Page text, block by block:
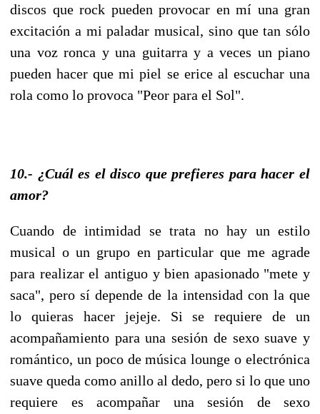
discos que rock pueden provocar en mí una gran
excitación a mi paladar musical, sino que tan sólo
una voz ronca y una guitarra y a veces un piano
pueden hacer que mi piel se erice al escuchar una
rola como lo provoca "Peor para el Sol".
10.- ¿Cuál es el disco que prefieres para hacer el
amor?
Cuando de intimidad se trata no hay un estilo
musical o un grupo en particular que me agrade
para realizar el antiguo y bien apasionado "mete y
saca", pero sí depende de la intensidad con la que
lo quieras hacer jejeje. Si se requiere de un
acompañamiento para una sesión de sexo suave y
romántico, un poco de música lounge o electrónica
suave queda como anillo al dedo, pero si lo que uno
requiere es acompañar una sesión de sexo